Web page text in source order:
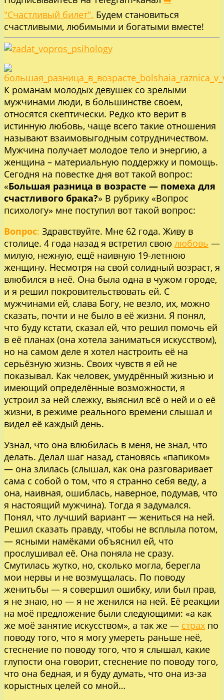
"Счастливый билет". Будем становиться
счастливыми, любимыми и богатыми вместе!
К романам молодых девушек со зрелыми
мужчинами люди, в большинстве своем,
относятся скептически. Редко кто верит в
истинную любовь, чаще всего такие отношения
называют взаимовыгодным сотрудничеством.
Мужчина получает молодое тело и энергию, а
женщина – материальную поддержку и помощь.
Сегодня на повестке дня вот такой вопрос:
«Большая разница в возрасте — помеха для
счастливого брака?» В рубрику «Вопрос
психологу» мне поступил вот такой вопрос:
Вопрос: Здравствуйте. Мне 62 года. Живу в
столице. 4 года назад я встретил свою любовь —
милую, нежную, ещё наивную 19-летнюю
женщину. Несмотря на свой солидный возраст, я
влюбился в неё. Она была одна в чужом городе,
и я решил покровительствовать ей. С
мужчинами ей, слава Богу, не везло, их, можно
сказать, почти и не было в её жизни. Я понял,
что буду кстати, сказал ей, что решил помочь ей
в её планах (она хотела заниматься искусством),
но на самом деле я хотел настроить её на
серьёзную жизнь. Своих чувств я ей не
показывал. Как человек, умудрённый жизнью и
имеющий определённые возможности, я
устроил за ней слежку, выяснил всё о ней и о её
жизни, в режиме реального времени слышал и
видел её каждый день.
Узнал, что она влюбилась в меня, не знал, что
делать. Делал шаг назад, становясь «папиком»
— она злилась (слышал, как она разговаривает
сама с собой о том, что я странно себя веду, а
она, наивная, ошиблась, наверное, подумав, что
я настоящий мужчина). Тогда я задумался.
Понял, что лучший вариант — жениться на ней.
Решил сказать правду, чтобы не всплыла потом,
— ясными намёками объяснил ей, что
прослушивал её. Она поняла не сразу.
Смутилась жутко, но, сколько могла, берегла
мои нервы и не возмущалась. По поводу
женитьбы — я совершил ошибку, или был прав,
я не знаю, но — я не женился на ней. Её реакции
на моё предложение были следующими: «а как
же моё занятие искусством», а так же — страх по
поводу того, что я могу умереть раньше неё,
стеснение по поводу того, что я слышал, какие
глупости она говорит, стеснение по поводу того,
что она бедная, и я буду думать, что она из-за
корыстных целей со мной…